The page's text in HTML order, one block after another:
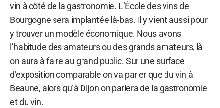
vin à côté de la gastronomie. L’École des vins de
Bourgogne sera implantée là-bas. Il y vient aussi pour
y trouver un modèle économique. Nous avons
l’habitude des amateurs ou des grands amateurs, là
on aura à faire au grand public. Sur une surface
d’exposition comparable on va parler que du vin à
Beaune, alors qu’à Dijon on parlera de la gastronomie
et du vin.